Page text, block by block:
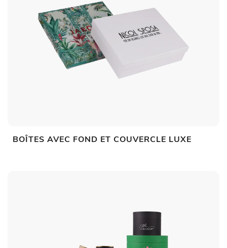
BOÎTES AVEC FOND ET COUVERCLE LUXE